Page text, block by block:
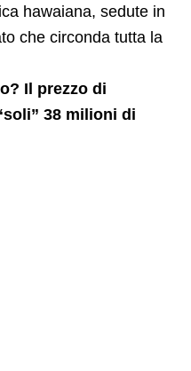
hawaiana, sedute in
che circonda tutta la
Il prezzo di
38 milioni di